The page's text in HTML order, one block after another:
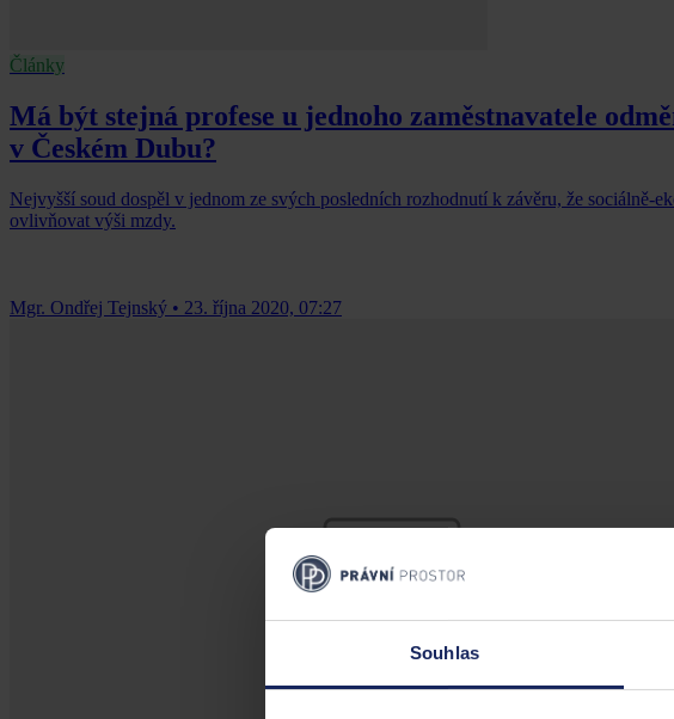
Souhlas
Články
Má být stejná profese u jednoho zaměstnavatele
v Českém Dubu?
Nejvyšší soud dospěl v jednom ze svých posledních rozhodnutí k závěru, že sociálně-
ovlivňovat výši mzdy.
Mgr. Ondřej Tejnský • 23. října 2020, 07:27